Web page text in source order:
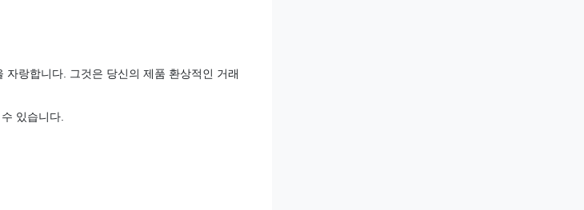
랑합니다. 그것은 당신의 제품 환상적인 거래
있습니다.